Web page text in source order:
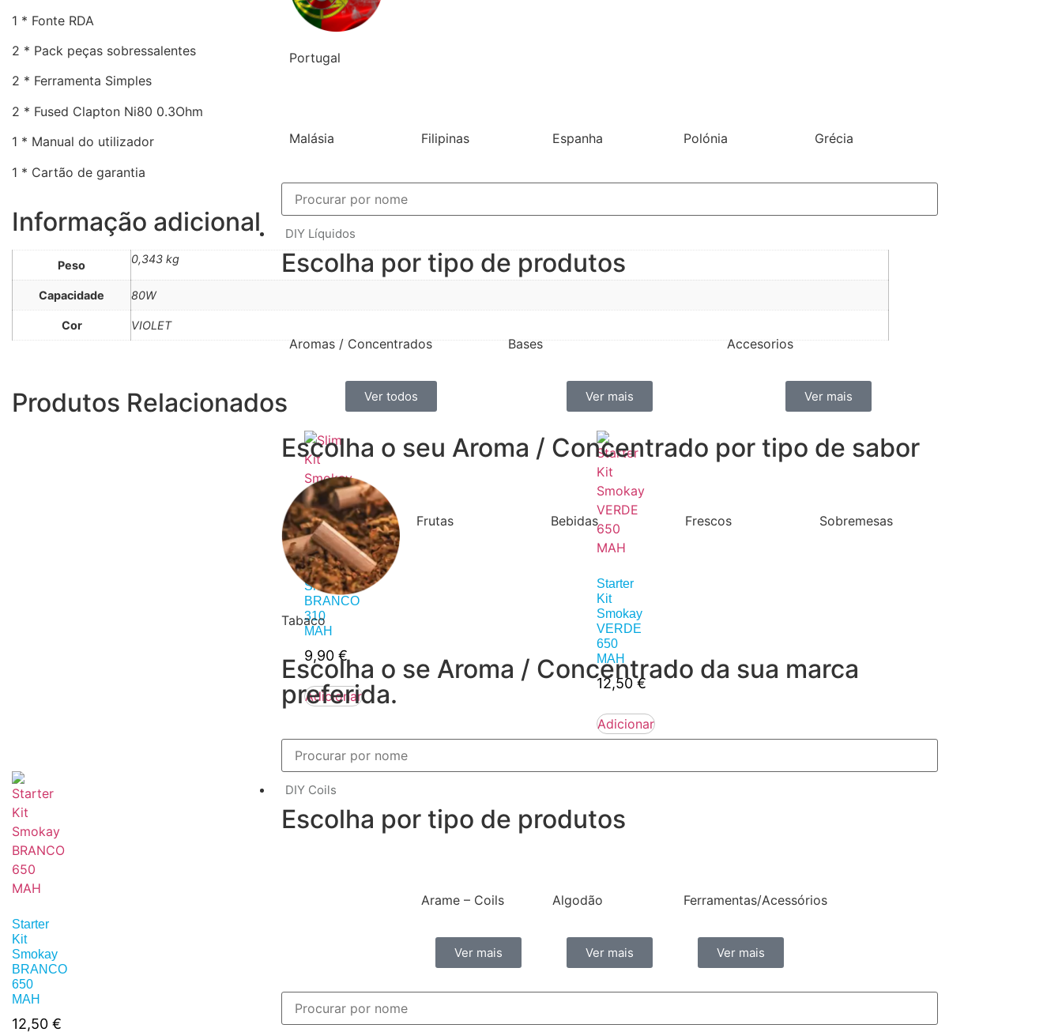
Portugal
Malásia Filipinas Espanha Polónia Grécia
DIY Líquidos
Escolha por tipo de produtos
Aromas / Concentrados
Ver todos
Bases
Ver mais
Accesorios
Ver mais
Escolha o seu Aroma / Concentrado por tipo de sabor
Tabaco
Frutas Bebidas Frescos Sobremesas
Escolha o se Aroma / Concentrado da sua marca
preferida.
DIY Coils
Escolha por tipo de produtos
Arame – Coils
Ver mais
Algodão
Ver mais
Ferramentas/Acessórios
Ver mais
1 * Fonte RDA
2 * Pack peças sobressalentes
2 * Ferramenta Simples
2 * Fused Clapton Ni80 0.3Ohm
1 * Manual do utilizador
1 * Cartão de garantia
Informação adicional
Peso 0,343 kg
Capacidade 80W
Cor VIOLET
Produtos Relacionados
Slim Kit
Smokay
BRANCO
310
MAH
9,90 €
Adicionar
Starter
Kit
Smokay
VERDE
650
MAH
12,50€
Adicionar
Starter
Kit
Smokay
BRANCO
650
MAH
12,50 €